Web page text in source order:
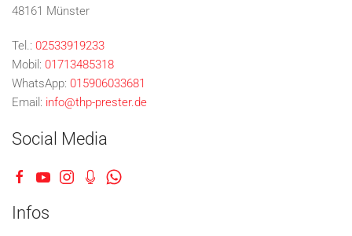
48161 Münster
Tel.: 02533919233
Mobil: 01713485318
WhatsApp: 015906033681
Email: info@thp-prester.de
Social Media
Infos